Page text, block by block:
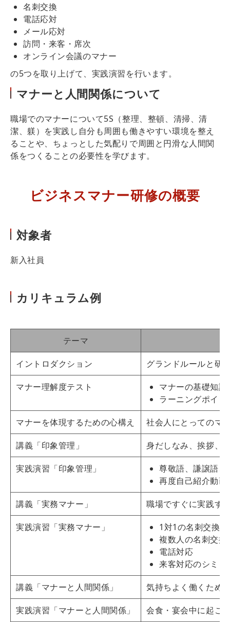
名刺交換
電話応対
メール応対
訪問・来客・席次
オンライン会議のマナー
の5つを取り上げて、実践演習を行います。
マナーと人間関係について
職場でのマナーについて5S（整理、整頓、清掃、清
潔、躾）を実践し自分も周囲も働きやすい環境を整え
ることや、ちょっとした気配りで周囲と円滑な人間関
係をつくることの必要性を学びます。
ビジネスマナー研修の概要
対象者
新入社員
カリキュラム例
テーマ
イントロダクション グランドルールと研
マナー理解度テスト
マナーの基礎知
ラーニングポイ
マナーを体現するための心構え 社会人にとってのマ
講義「印象管理」 身だしなみ、挨拶、
実践演習「印象管理」
尊敬語、謙譲語
再度自己紹介動
講義「実務マナー」 職場ですぐに実践す
実践演習「実務マナー」
1対1の名刺交換
複数人の名刺交換
電話対応
来客対応のシミ
講義「マナーと人間関係」 気持ちよく働くため
実践演習「マナーと人間関係」 会食・宴会中に起こ